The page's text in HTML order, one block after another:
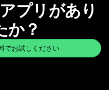
プリがあり
か？
でお試しください